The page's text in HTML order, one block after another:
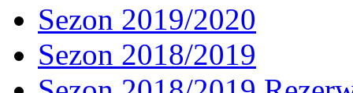
Sezon 2019/2020
Sezon 2018/2019